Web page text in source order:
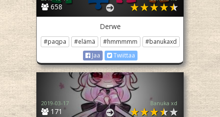
658
Derwe
#paqpa #elämä #hmmmmm
#banukaxd
Jaa
Twiittaa
...
171
2019-03-17 Banuka xd